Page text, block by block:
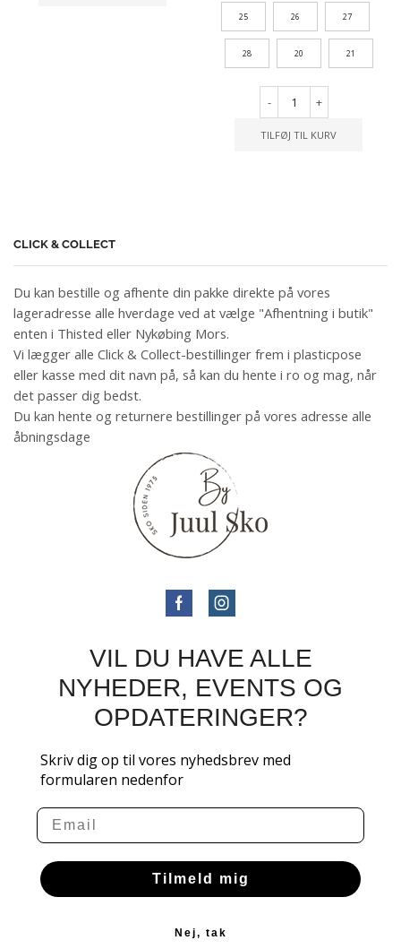
25 26 27
28 20 21
- +
TILFØJ TIL KURV
CLICK & COLLECT
Du kan bestille og afhente din pakke direkte på vores
lageradresse alle hverdage ved at vælge "Afhentning i butik"
enten i Thisted eller Nykøbing Mors.
Vi lægger alle Click & Collect-bestillinger frem i plasticpose
eller kasse med dit navn på, så kan du hente i ro og mag, når
det passer dig bedst.
Du kan hente og returnere bestillinger på vores adresse alle
åbningsdage
VIL DU HAVE ALLE
NYHEDER, EVENTS OG
OPDATERINGER?
Skriv dig op til vores nyhedsbrev med
formularen nedenfor
Email
Tilmeld mig
Nej, tak